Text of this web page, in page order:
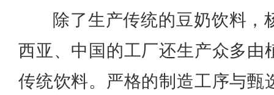
除了生产传统的豆奶饮料，
西亚、中国的工厂还生产众多由
传统饮料。严格的制造工序与甄